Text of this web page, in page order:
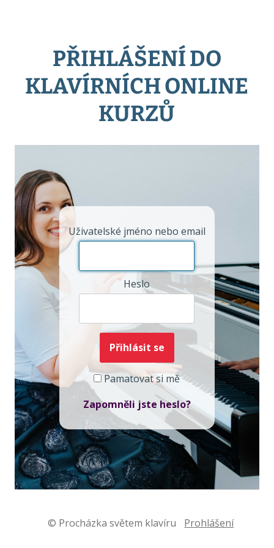
PŘIHLÁŠENÍ DO
KLAVÍRNÍCH ONLINE
KURZŮ
Uživatelské jméno nebo email
Heslo
Pamatovat si mě
Zapomněli jste heslo?
© Procházka světem klavíru Prohlášení